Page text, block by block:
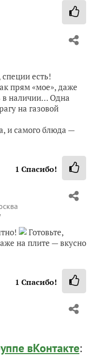
есть!
прям «мое», даже
в наличии… Одна
на газовой
и самого блюда —
1 Спасибо!
Готовьте,
на плите — вкусно
1 Спасибо!
вКонтакте: